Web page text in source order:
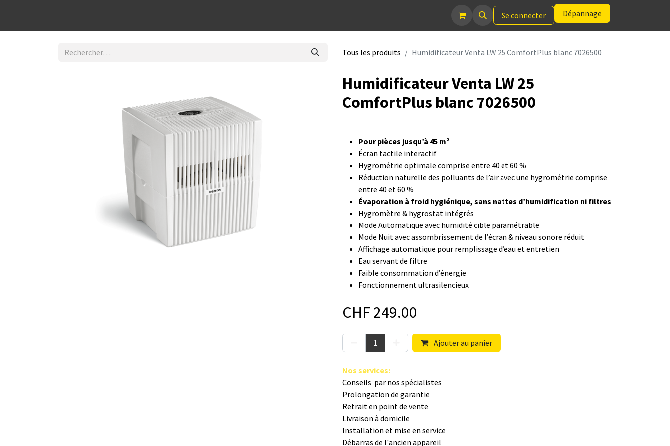
Se connecter Dépannage
Tous les produits Humidificateur Venta LW 25 ComfortPlus blanc 7026500
Humidificateur Venta LW 25
ComfortPlus blanc 7026500
Pour pièces jusqu’à 45 m²
Écran tactile interactif
Hygrométrie optimale comprise entre 40 et 60 %
Réduction naturelle des polluants de l’air avec une hygrométrie comprise
entre 40 et 60 %
Évaporation à froid hygiénique, sans nattes d’humidification ni filtres
Hygromètre & hygrostat intégrés
Mode Automatique avec humidité cible paramétrable
Mode Nuit avec assombrissement de l’écran & niveau sonore réduit
Affichage automatique pour remplissage d’eau et entretien
Eau servant de filtre
Faible consommation d’énergie
Fonctionnement ultrasilencieux
CHF 249.00
Ajouter au panier
Nos s​ervices:
Conseils par nos spé​cialistes
Prolongation de garantie
Retrait en point de vente
Livraison à domicile
Installation et mise en service
Débarras de l'ancien appareil